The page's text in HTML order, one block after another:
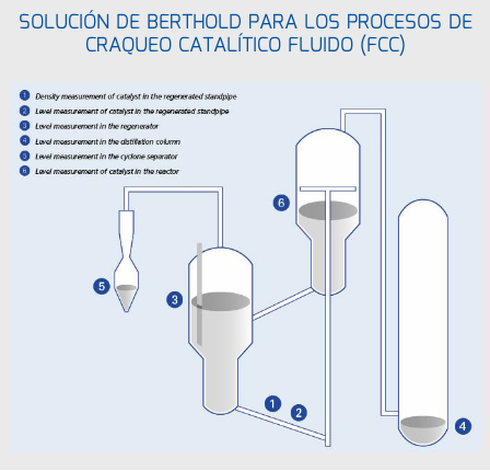
SOLUCIÓN DE BERTHOLD PARA LOS PROCESOS DE
CRAQUEO CATALÍTICO FLUIDO (FCC)